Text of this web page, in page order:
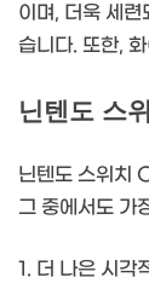
이며, 더욱 세
습니다. 또한,
닌텐도 스
닌텐도 스위치
그 중에서도 가
1. 더 나은 시각